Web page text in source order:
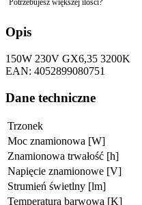
Potrzebujesz większej ilości?
Opis
150W 230V GX6,35 3200K
EAN: 4052899080751
Dane techniczne
Trzonek
Moc znamionowa [W]
Znamionowa trwałość [h]
Napięcie znamionowe [V]
Strumień świetlny [lm]
Temperatura barwowa [K]